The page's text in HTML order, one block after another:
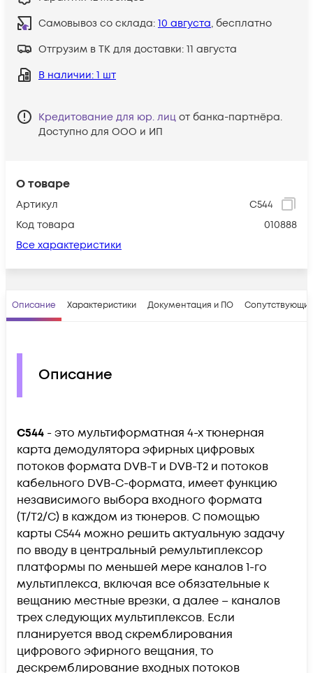
О товаре
Артикул
C544
Код товара
010888
Все характеристики
Самовывоз со склада: 10 августа, бесплатно
Отгрузим в ТК для доставки: 11 августа
В наличии: 1 шт
Кредитование для юр. лиц от банка-партнёра.
Доступно для ООО и ИП
Описание Характеристики Документация и ПО
Описание
C544 - это мультиформатная 4-х тюнерная
карта демодулятора эфирных цифровых
потоков формата DVB-T и DVB-T2 и потоков
кабельного DVB-C-формата, имеет функцию
независимого выбора входного формата
(T/T2/C) в каждом из тюнеров. С помощью
карты C544 можно решить актуальную задачу
по вводу в центральный ремультиплексор
платформы по меньшей мере каналов 1-го
мультиплекса, включая все обязательные к
вещанию местные врезки, а далее – каналов
трех следующих мультиплексов. Если
планируется ввод скремблирования
цифрового эфирного вещания, то
дескремблирование входных потоков